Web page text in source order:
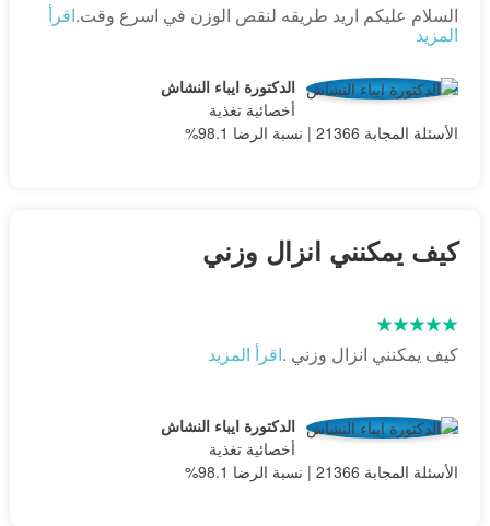
السلام عليكم اريد طريقه لنقص الوزن في اسرع وقت.اقرأ
المزيد
الدكتورة ايباء النشاش
أخصائية تغذية
الأسئلة المجابة 21366 | نسبة الرضا 98.1%
كيف يمكنني انزال وزني
كيف يمكنني انزال وزني .اقرأ المزيد
الدكتورة ايباء النشاش
أخصائية تغذية
الأسئلة المجابة 21366 | نسبة الرضا 98.1%